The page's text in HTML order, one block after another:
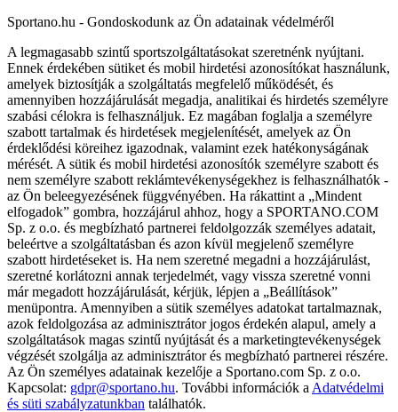
Sportano.hu - Gondoskodunk az Ön adatainak védelméről
A legmagasabb szintű sportszolgáltatásokat szeretnénk nyújtani.
Ennek érdekében sütiket és mobil hirdetési azonosítókat használunk,
amelyek biztosítják a szolgáltatás megfelelő működését, és
amennyiben hozzájárulását megadja, analitikai és hirdetés személyre
szabási célokra is felhasználjuk. Ez magában foglalja a személyre
szabott tartalmak és hirdetések megjelenítését, amelyek az Ön
érdeklődési köreihez igazodnak, valamint ezek hatékonyságának
mérését. A sütik és mobil hirdetési azonosítók személyre szabott és
nem személyre szabott reklámtevékenységekhez is felhasználhatók -
az Ön beleegyezésének függvényében. Ha rákattint a „Mindent
elfogadok” gombra, hozzájárul ahhoz, hogy a SPORTANO.COM
Sp. z o.o. és megbízható partnerei feldolgozzák személyes adatait,
beleértve a szolgáltatásban és azon kívül megjelenő személyre
szabott hirdetéseket is. Ha nem szeretné megadni a hozzájárulást,
szeretné korlátozni annak terjedelmét, vagy vissza szeretné vonni
már megadott hozzájárulását, kérjük, lépjen a „Beállítások”
menüpontra. Amennyiben a sütik személyes adatokat tartalmaznak,
azok feldolgozása az adminisztrátor jogos érdekén alapul, amely a
szolgáltatások magas szintű nyújtását és a marketingtevékenységek
végzését szolgálja az adminisztrátor és megbízható partnerei részére.
Az Ön személyes adatainak kezelője a Sportano.com Sp. z o.o.
Kapcsolat: gdpr@sportano.hu. További információk a Adatvédelmi
és süti szabályzatunkban találhatók.